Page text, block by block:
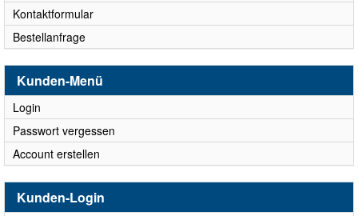
Kontaktformular
Bestellanfrage
Kunden-Menü
Login
Passwort vergessen
Account erstellen
Kunden-Login